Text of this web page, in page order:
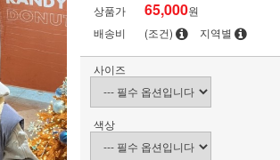
상품가 65,000원
배송비
(조건) 지역별
사이즈
색상